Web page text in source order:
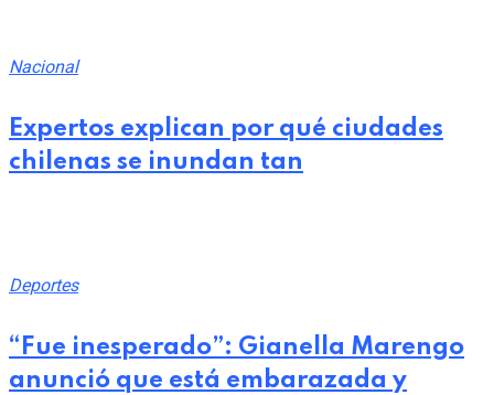
Nacional
Expertos explican por qué ciudades
chilenas se inundan tan
Deportes
“Fue inesperado”: Gianella Marengo
anunció que está embarazada y